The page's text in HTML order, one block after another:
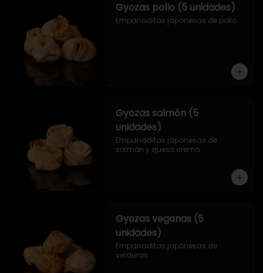
Gyozas pollo (5 unidades)
Empanaditas japonesas de pollo.
Gyozas salmón (5
unidades)
Empanaditas japonesas de
salmón y queso crema.
Gyozas veganas (5
unidades)
Empanaditas japonesas de
verduras.